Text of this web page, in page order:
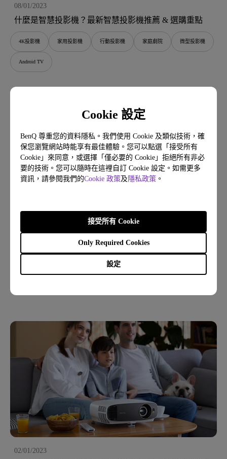
Cookie 設定
BenQ 尊重您的資料隱私。我們使用 Cookie 及類似技術，確
保您瀏覽網站時能享有最佳體驗。您可以點選「接受所有
Cookie」來同意，或選擇「僅必要的 Cookie」拒絕所有非必
要的技術。您可以隨時在這裡自訂 Cookie 設定。如需更多
資訊，請參閱我們的Cookie 政策及 隱私政策 。
設定
Only Required Cookies
接受所有 Cookie
08/01/2023
什麼是智慧投影機？最新智慧投影機推薦 & 選購重點
4K投影機 家用投影機 行動投影機 家庭劇院 微型投影機
Android TV
02/01/2023
微型投影機也可以有好聲音？內建品牌聯名的喇叭就一
定好嗎？
02/01/2023